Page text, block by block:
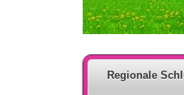
Regionale